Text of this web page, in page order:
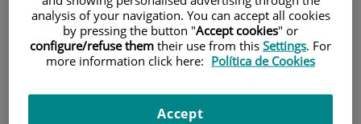
Teléfono de atención al usuario
analysis of your navigation. You can accept all cookies
by pressing the button "Accept cookies" or
configure/refuse them their use from this Settings. For
more information click here: Política de Cookies
Accept